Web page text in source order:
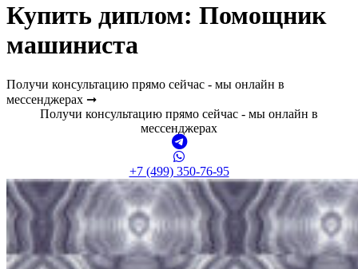
Купить диплом: Помощник
машиниста
Получи консультацию прямо сейчас - мы онлайн в
мессенджерах ➞
Получи консультацию прямо сейчас - мы онлайн в
мессенджерах
+7 (499) 350-76-95